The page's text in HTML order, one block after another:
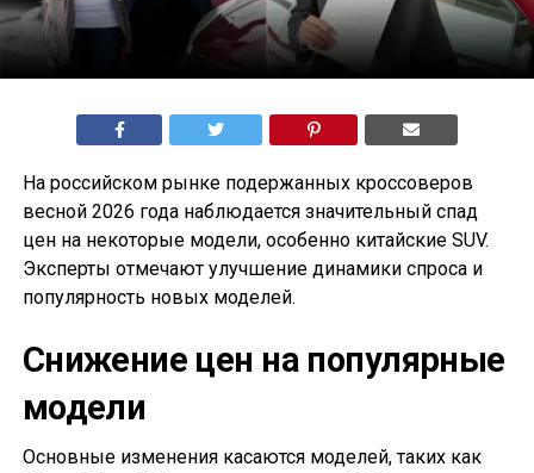
На российском рынке подержанных кроссоверов
весной 2026 года наблюдается значительный спад
цен на некоторые модели, особенно китайские SUV.
Эксперты отмечают улучшение динамики спроса и
популярность новых моделей.
Снижение цен на популярные
модели
Основные изменения касаются моделей, таких как